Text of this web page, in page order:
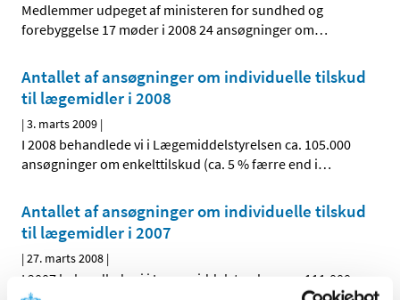
Medlemmer udpeget af ministeren for sundhed og
forebyggelse 17 møder i 2008 24 ansøgninger om…
Antallet af ansøgninger om individuelle tilskud
til lægemidler i 2008
|3. marts 2009 |
I 2008 behandlede vi i Lægemiddelstyrelsen ca. 105.000
ansøgninger om enkelttilskud (ca. 5 % færre end i…
Antallet af ansøgninger om individuelle tilskud
til lægemidler i 2007
|27. marts 2008 |
I 2007 behandlede vi i Lægemiddelstyrelsen ca. 111.000